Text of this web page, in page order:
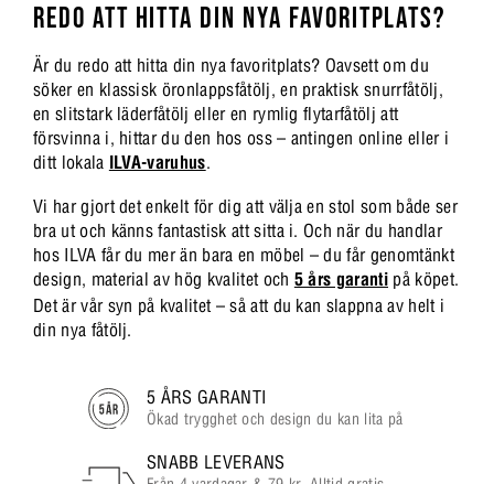
REDO ATT HITTA DIN NYA FAVORITPLATS?
Är du redo att hitta din nya favoritplats? Oavsett om du
söker en klassisk öronlappsfåtölj, en praktisk snurrfåtölj,
en slitstark läderfåtölj eller en rymlig flytarfåtölj att
försvinna i, hittar du den hos oss – antingen online eller i
ditt lokala ILVA-varuhus.
Vi har gjort det enkelt för dig att välja en stol som både ser
bra ut och känns fantastisk att sitta i. Och när du handlar
hos ILVA får du mer än bara en möbel – du får genomtänkt
design, material av hög kvalitet och 5 års garanti på köpet.
Det är vår syn på kvalitet – så att du kan slappna av helt i
din nya fåtölj.
5 ÅRS GARANTI
Ökad trygghet och design du kan lita på
SNABB LEVERANS